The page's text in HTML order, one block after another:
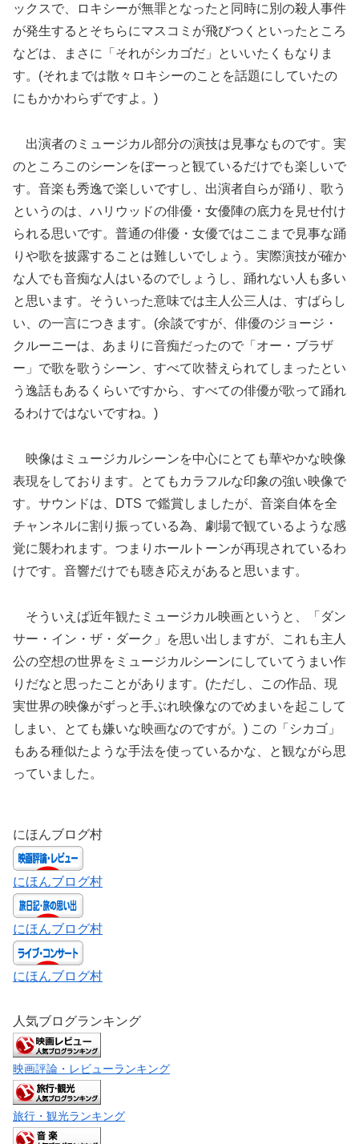
ックスで、ロキシーが無罪となったと同時に別の殺人事件
が発生するとそちらにマスコミが飛びつくといったところ
などは、まさに「それがシカゴだ」といいたくもなりま
す。(それまでは散々ロキシーのことを話題にしていたの
にもかかわらずですよ。)
出演者のミュージカル部分の演技は見事なものです。実
のところこのシーンをぼーっと観ているだけでも楽しいで
す。音楽も秀逸で楽しいですし、出演者自らが踊り、歌う
というのは、ハリウッドの俳優・女優陣の底力を見せ付け
られる思いです。普通の俳優・女優ではここまで見事な踊
りや歌を披露することは難しいでしょう。実際演技が確か
な人でも音痴な人はいるのでしょうし、踊れない人も多い
と思います。そういった意味では主人公三人は、すばらし
い、の一言につきます。(余談ですが、俳優のジョージ・
クルーニーは、あまりに音痴だったので「オー・ブラザ
ー」で歌を歌うシーン、すべて吹替えられてしまったとい
う逸話もあるくらいですから、すべての俳優が歌って踊れ
るわけではないですね。)
映像はミュージカルシーンを中心にとても華やかな映像
表現をしております。とてもカラフルな印象の強い映像で
す。サウンドは、DTS で鑑賞しましたが、音楽自体を全
チャンネルに割り振っている為、劇場で観ているような感
覚に襲われます。つまりホールトーンが再現されているわ
けです。音響だけでも聴き応えがあると思います。
そういえば近年観たミュージカル映画というと、「ダン
サー・イン・ザ・ダーク」を思い出しますが、これも主人
公の空想の世界をミュージカルシーンにしていてうまい作
りだなと思ったことがあります。(ただし、この作品、現
実世界の映像がずっと手ぶれ映像なのでめまいを起こして
しまい、とても嫌いな映画なのですが。) この「シカゴ」
もある種似たような手法を使っているかな、と観ながら思
っていました。
にほんブログ村
にほんブログ村
にほんブログ村
にほんブログ村
人気ブログランキング
映画評論・レビューランキング
旅行・観光ランキング